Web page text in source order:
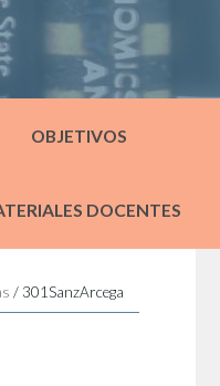
OBJETIVOS
DOCENTES
/ 301SanzArcega